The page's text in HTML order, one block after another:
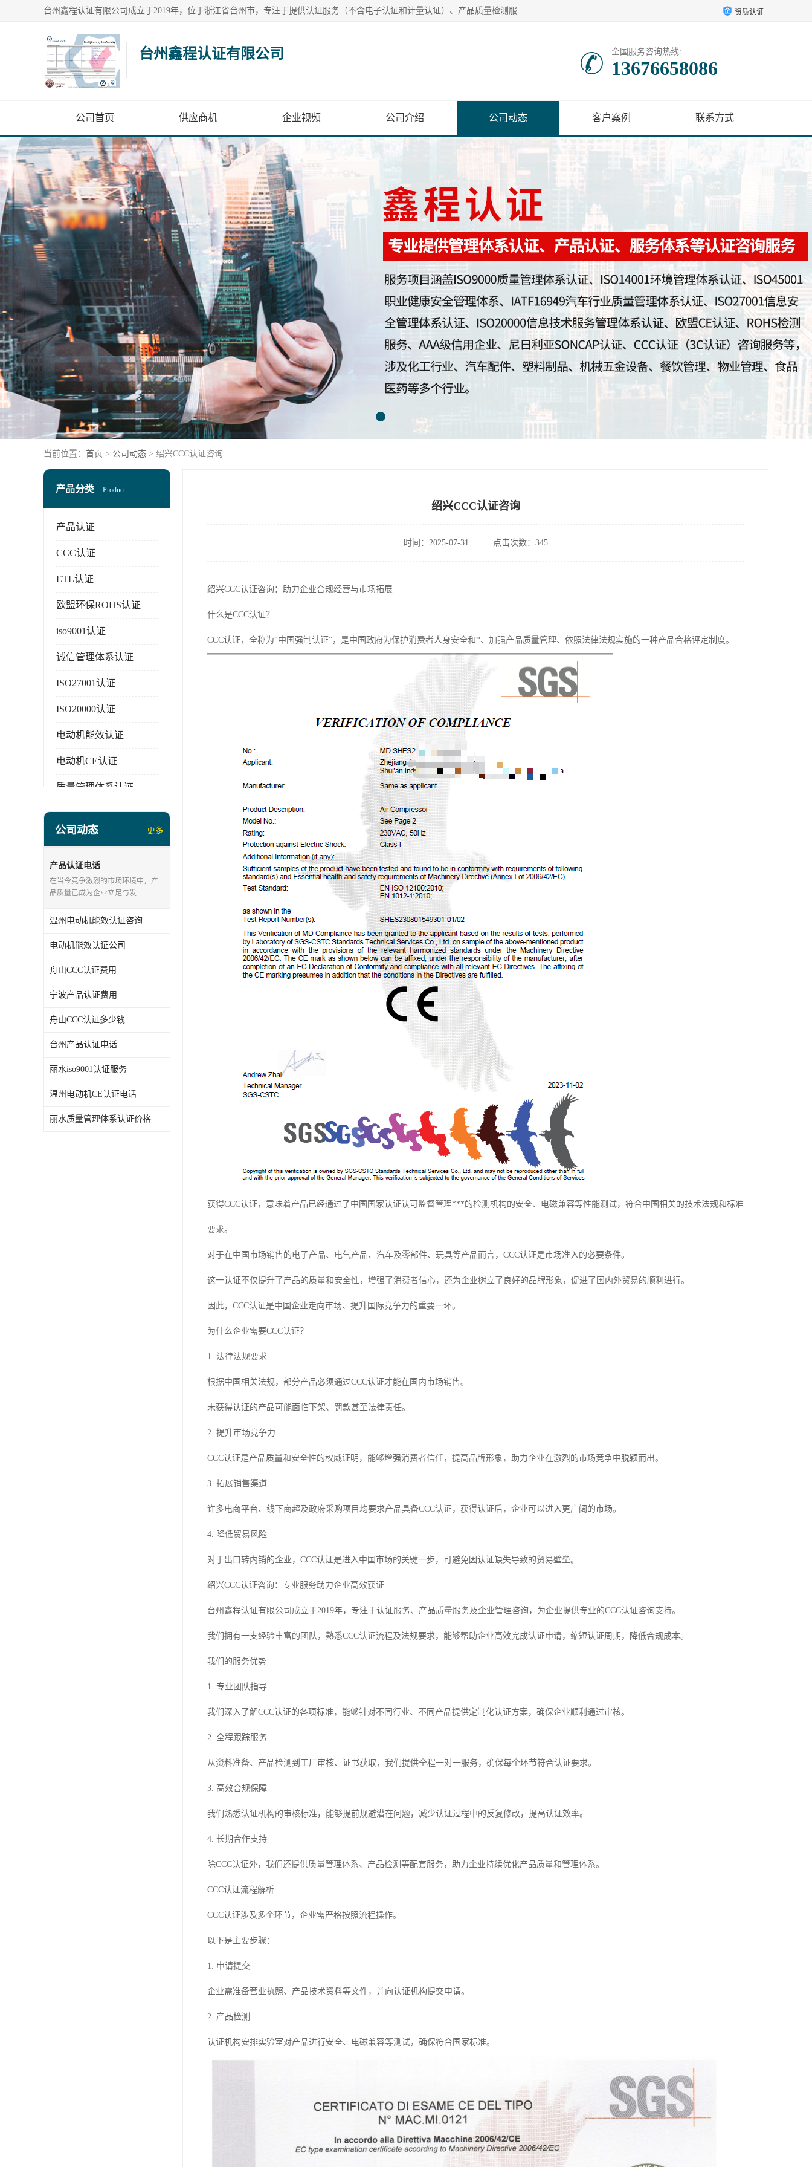
台州鑫程认证有限公司成立于2019年，位于浙江省台州市，专注于提供认证服务（不含电子认证和计量认证）、产品质量检测服务、企业管理咨询以及计算机网络及软件技术咨询。鑫程认证致力于为企业提供专业、*的认证和咨询服务，助力企业提升管理水平和产品质量，推动行业规范化发展。公司以客户需求为导向，凭借专业的团队和丰富的经验，为客户提供量身定制的解决方案，成为值得信赖的合作伙伴。 资质认证
台州鑫程认证有限公司 全国服务咨询热线:
13676658086
公司首页 供应商机 企业视频 公司介绍 公司动态 客户案例 联系方式
当前位置： 首页 > 公司动态 > 绍兴CCC认证咨询
产品分类 Product
产品认证
CCC认证
ETL认证
欧盟环保ROHS认证
iso9001认证
诚信管理体系认证
ISO27001认证
ISO20000认证
电动机能效认证
电动机CE认证
质量管理体系认证
公司动态 更多
产品认证电话
在当今竞争激烈的市场环境中，产
品质量已成为企业立足与发..
温州电动机能效认证咨询
电动机能效认证公司
舟山CCC认证费用
宁波产品认证费用
舟山CCC认证多少钱
台州产品认证电话
丽水iso9001认证服务
温州电动机CE认证电话
丽水质量管理体系认证价格
绍兴CCC认证咨询
时间：2025-07-31 点击次数：345
绍兴CCC认证咨询：助力企业合规经营与市场拓展
什么是CCC认证？
CCC认证，全称为“中国强制认证”，是中国政府为保护消费者人身安全和*、加强产品质量管理、依照法律法规实施的一种产品合格评定制度。
获得CCC认证，意味着产品已经通过了中国国家认证认可监督管理***的检测机构的安全、电磁兼容等性能测试，符合中国相关的技术法规和标准
要求。
对于在中国市场销售的电子产品、电气产品、汽车及零部件、玩具等产品而言，CCC认证是市场准入的必要条件。
这一认证不仅提升了产品的质量和安全性，增强了消费者信心，还为企业树立了良好的品牌形象，促进了国内外贸易的顺利进行。
因此，CCC认证是中国企业走向市场、提升国际竞争力的重要一环。
为什么企业需要CCC认证？
1. 法律法规要求
根据中国相关法规，部分产品必须通过CCC认证才能在国内市场销售。
未获得认证的产品可能面临下架、罚款甚至法律责任。
2. 提升市场竞争力
CCC认证是产品质量和安全性的权威证明，能够增强消费者信任，提高品牌形象，助力企业在激烈的市场竞争中脱颖而出。
3. 拓展销售渠道
许多电商平台、线下商超及政府采购项目均要求产品具备CCC认证，获得认证后，企业可以进入更广阔的市场。
4. 降低贸易风险
对于出口转内销的企业，CCC认证是进入中国市场的关键一步，可避免因认证缺失导致的贸易壁垒。
绍兴CCC认证咨询：专业服务助力企业高效获证
台州鑫程认证有限公司成立于2019年，专注于认证服务、产品质量服务及企业管理咨询，为企业提供专业的CCC认证咨询支持。
我们拥有一支经验丰富的团队，熟悉CCC认证流程及法规要求，能够帮助企业高效完成认证申请，缩短认证周期，降低合规成本。
我们的服务优势
1. 专业团队指导
我们深入了解CCC认证的各项标准，能够针对不同行业、不同产品提供定制化认证方案，确保企业顺利通过审核。
2. 全程跟踪服务
从资料准备、产品检测到工厂审核、证书获取，我们提供全程一对一服务，确保每个环节符合认证要求。
3. 高效合规保障
我们熟悉认证机构的审核标准，能够提前规避潜在问题，减少认证过程中的反复修改，提高认证效率。
4. 长期合作支持
除CCC认证外，我们还提供质量管理体系、产品检测等配套服务，助力企业持续优化产品质量和管理体系。
CCC认证流程解析
CCC认证涉及多个环节，企业需严格按照流程操作。
以下是主要步骤：
1. 申请提交
企业需准备营业执照、产品技术资料等文件，并向认证机构提交申请。
2. 产品检测
认证机构安排实验室对产品进行安全、电磁兼容等测试，确保符合国家标准。